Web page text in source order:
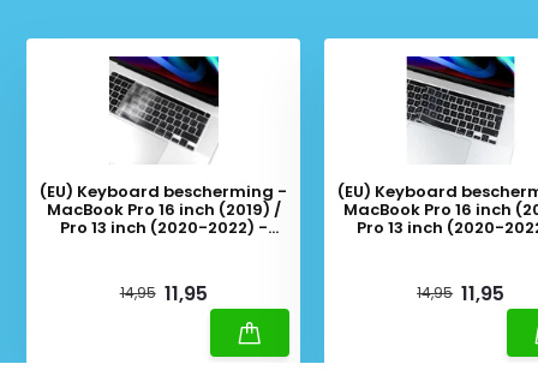
(EU) Keyboard bescherming -
MacBook Pro 16 inch (2019) /
Pro 13 inch (2020-2022) -
14,95 11,95
(EU) Keyboard
MacBook Pro 16 inch
Pro 13 inch (2020-
14,95 11,95